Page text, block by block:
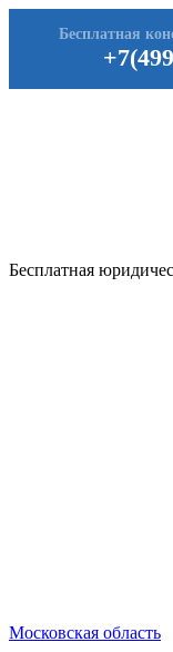
Бесплатная
Бесплатная
Московская область